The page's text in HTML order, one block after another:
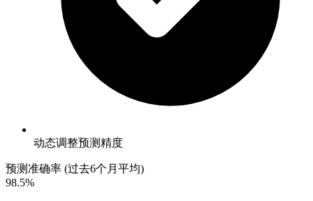
动态调整预测精度
预测准确率 (过去6个月平均)
98.5%